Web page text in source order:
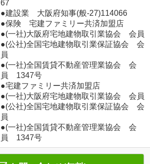
67
●建設業 大阪府知事(般‐27)114066
●保険 宅建ファミリー共済加盟店
●(一社)大阪府宅地建物取引業協会 会員
●(公社)全国宅地建物取引業保証協会 会
員
●(一社)全国賃貸不動産管理業協会 会
員 1347号
●宅建ファミリー共済加盟店
●(一社)大阪府宅地建物取引業協会 会員
●(公社)全国宅地建物取引業保証協会 会
員
●(一社)全国賃貸不動産管理業協会 会
員 1347号